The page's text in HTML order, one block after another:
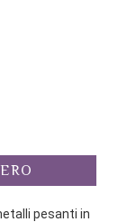
pesanti in